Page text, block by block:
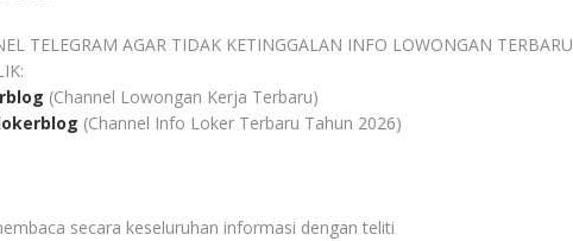
TELEGRAM AGAR TIDAK KETINGGALAN INFO LOWONGAN TERBARU
(Channel Lowongan Kerja Terbaru)
(Channel Info Loker Terbaru Tahun 2026)
secara keseluruhan informasi dengan teliti